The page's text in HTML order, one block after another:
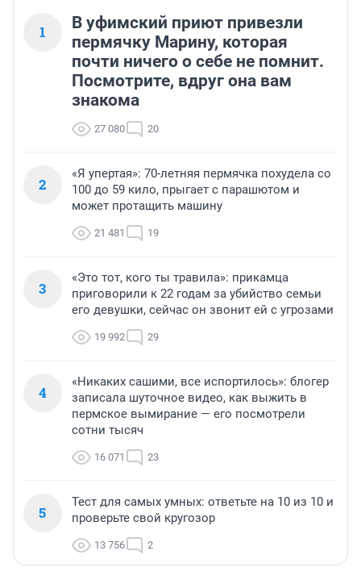
1
В уфимский приют привезли
пермячку Марину, которая
почти ничего о себе не помнит.
Посмотрите, вдруг она вам
знакома
27 080 20
2
«Я упертая»: 70-летняя пермячка похудела со
100 до 59 кило, прыгает с парашютом и
может протащить машину
21 481 19
3
«Это тот, кого ты травила»: прикамца
приговорили к 22 годам за убийство семьи
его девушки, сейчас он звонит ей с угрозами
19 992 29
4
«Никаких сашими, все испортилось»: блогер
записала шуточное видео, как выжить в
пермское вымирание — его посмотрели
сотни тысяч
16 071 23
5
Тест для самых умных: ответьте на 10 из 10 и
проверьте свой кругозор
13 756 2